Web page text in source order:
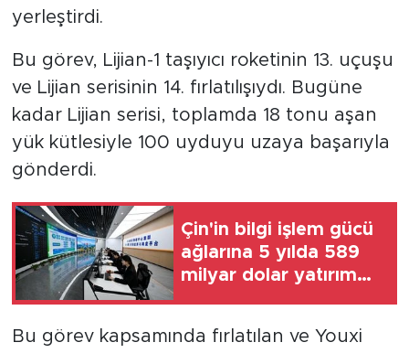
yerleştirdi.
Bu görev, Lijian-1 taşıyıcı roketinin 13. uçuşu
ve Lijian serisinin 14. fırlatılışıydı. Bugüne
kadar Lijian serisi, toplamda 18 tonu aşan
yük kütlesiyle 100 uyduyu uzaya başarıyla
gönderdi.
Çin'in bilgi işlem gücü
ağlarına 5 yılda 589
milyar dolar yatırım
Bu görev kapsamında fırlatılan ve Youxi